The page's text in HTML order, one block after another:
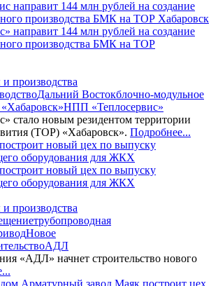
направит 144 млн рублей на создание
производства БМК на ТОР
производства
Дальний Востокблочно-модульное
НПП «Теплосервис»
стало новым резидентом территории
(ТОР) «Хабаровск». Подробнее...
новый цех по выпуску
оборудования для ЖКХ
производства
трубопроводная
Новое
АДЛ
«АДЛ» начнет строительство нового